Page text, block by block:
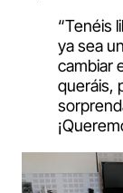
“Tenéis
ya sea
cambiar
queráis,